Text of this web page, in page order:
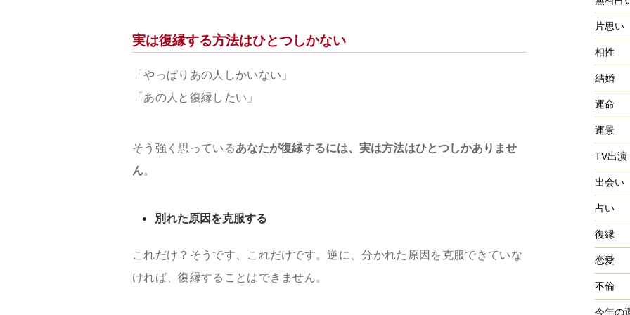
実は復縁する方法はひとつしかない
「やっぱりあの人しかいない」
「あの人と復縁したい」
そう強く思っているあなたが復縁するには、実は方法はひとつしかありませ
ん。
別れた原因を克服する
これだけ？そうです、これだけです。逆に、分かれた原因を克服できていな
ければ、復縁することはできません。
片思い
相性
結婚
運命
運景
TV出演
出会い
占い
復縁
恋愛
不倫
今年の